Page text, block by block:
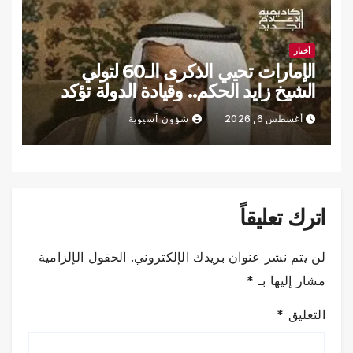
أخبار
الإمارات تحيي الذكرى الـ60 لتولي
الشيخ زايد الحكم.. وقيادة الدولة تؤكد
الاستمرار على نهجه
أغسطس 6, 2026 شؤون آسيوية
اترك تعليقاً
لن يتم نشر عنوان بريدك الإلكتروني. الحقول الإلزامية
مشار إليها بـ *
التعليق *